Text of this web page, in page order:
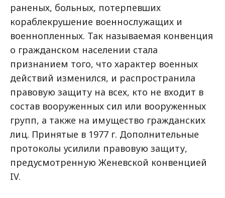
раненых, больных, потерпевших
кораблекрушение военнослужащих и
военнопленных. Так называемая конвенция
о гражданском населении стала
признанием того, что характер военных
действий изменился, и распространила
правовую защиту на всех, кто не входит в
состав вооруженных сил или вооруженных
групп, а также на имущество гражданских
лиц. Принятые в 1977 г. Дополнительные
протоколы усилили правовую защиту,
предусмотренную Женевской конвенцией
IV.